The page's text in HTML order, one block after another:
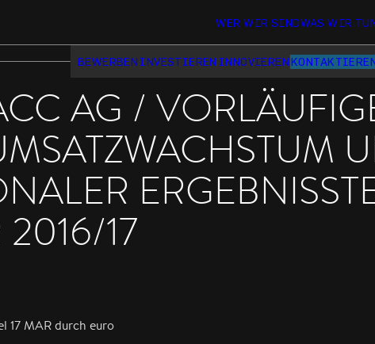
WER WIR SINDWAS WIR
BEWERBEN INVESTIEREN INNOVIEREN
AG /
17
MAR durch euro